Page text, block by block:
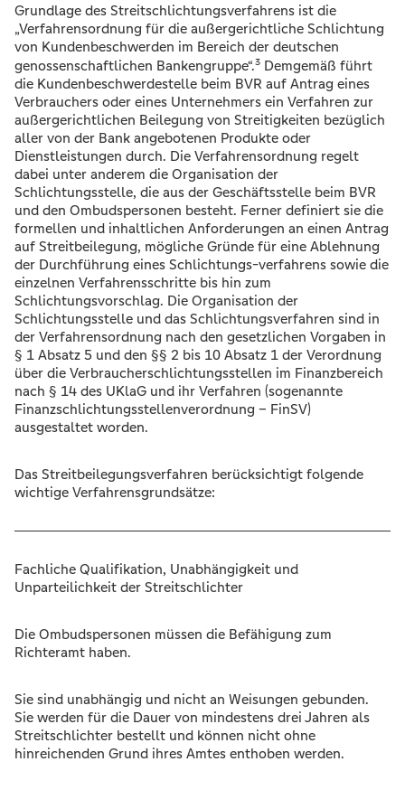
Grundlage des Streitschlichtungsverfahrens ist die
„Verfahrensordnung für die außergerichtliche Schlichtung
von Kundenbeschwerden im Bereich der deutschen
genossenschaftlichen Bankengruppe“.3 Demgemäß führt
die Kundenbeschwerdestelle beim BVR auf Antrag eines
Verbrauchers oder eines Unternehmers ein Verfahren zur
außergerichtlichen Beilegung von Streitigkeiten bezüglich
aller von der Bank angebotenen Produkte oder
Dienstleistungen durch. Die Verfahrensordnung regelt
dabei unter anderem die Organisation der
Schlichtungsstelle, die aus der Geschäftsstelle beim BVR
und den Ombudspersonen besteht. Ferner definiert sie die
formellen und inhaltlichen Anforderungen an einen Antrag
auf Streitbeilegung, mögliche Gründe für eine Ablehnung
der Durchführung eines Schlichtungs-verfahrens sowie die
einzelnen Verfahrensschritte bis hin zum
Schlichtungsvorschlag. Die Organisation der
Schlichtungsstelle und das Schlichtungsverfahren sind in
der Verfahrensordnung nach den gesetzlichen Vorgaben in
§ 1 Absatz 5 und den §§ 2 bis 10 Absatz 1 der Verordnung
über die Verbraucherschlichtungsstellen im Finanzbereich
nach § 14 des UKlaG und ihr Verfahren (sogenannte
Finanzschlichtungsstellenverordnung – FinSV)
ausgestaltet worden.
Das Streitbeilegungsverfahren berücksichtigt folgende
wichtige Verfahrensgrundsätze:
Fachliche Qualifikation, Unabhängigkeit und
Unparteilichkeit der Streitschlichter
Die Ombudspersonen müssen die Befähigung zum
Richteramt haben.
Sie sind unabhängig und nicht an Weisungen gebunden.
Sie werden für die Dauer von mindestens drei Jahren als
Streitschlichter bestellt und können nicht ohne
hinreichenden Grund ihres Amtes enthoben werden.